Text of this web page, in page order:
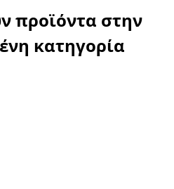
προϊόντα στην
κατηγορία